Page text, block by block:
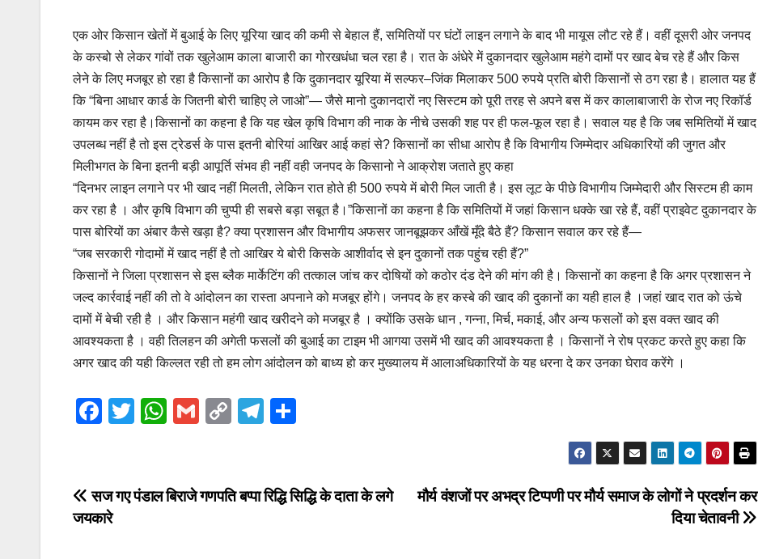
एक ओर किसान खेतों में बुआई के लिए यूरिया खाद की कमी से बेहाल हैं, समितियों पर घंटों लाइन लगाने के बाद भी मायूस लौट रहे हैं। वहीं दूसरी ओर जनपद
के कस्बो से लेकर गांवों तक खुलेआम काला बाजारी का गोरखधंधा चल रहा है। रात के अंधेरे में दुकानदार खुलेआम महंगे दामों पर खाद बेच रहे हैं और किस
लेने के लिए मजबूर हो रहा है किसानों का आरोप है कि दुकानदार यूरिया में सल्फर–जिंक मिलाकर 500 रुपये प्रति बोरी किसानों से ठग रहा है। हालात यह हैं
कि “बिना आधार कार्ड के जितनी बोरी चाहिए ले जाओ”— जैसे मानो दुकानदारों नए सिस्टम को पूरी तरह से अपने बस में कर कालाबाजारी के रोज नए रिकॉर्ड
कायम कर रहा है।किसानों का कहना है कि यह खेल कृषि विभाग की नाक के नीचे उसकी शह पर ही फल-फूल रहा है। सवाल यह है कि जब समितियों में खाद
उपलब्ध नहीं है तो इस ट्रेडर्स के पास इतनी बोरियां आखिर आई कहां से? किसानों का सीधा आरोप है कि विभागीय जिम्मेदार अधिकारियों की जुगत और
मिलीभगत के बिना इतनी बड़ी आपूर्ति संभव ही नहीं वही जनपद के किसानो ने आक्रोश जताते हुए कहा
“दिनभर लाइन लगाने पर भी खाद नहीं मिलती, लेकिन रात होते ही 500 रुपये में बोरी मिल जाती है। इस लूट के पीछे विभागीय जिम्मेदारी और सिस्टम ही काम
कर रहा है । और कृषि विभाग की चुप्पी ही सबसे बड़ा सबूत है।”किसानों का कहना है कि समितियों में जहां किसान धक्के खा रहे हैं, वहीं प्राइवेट दुकानदार के
पास बोरियों का अंबार कैसे खड़ा है? क्या प्रशासन और विभागीय अफसर जानबूझकर आँखें मूँदे बैठे हैं? किसान सवाल कर रहे हैं—
“जब सरकारी गोदामों में खाद नहीं है तो आखिर ये बोरी किसके आशीर्वाद से इन दुकानों तक पहुंच रही हैं?”
किसानों ने जिला प्रशासन से इस ब्लैक मार्केटिंग की तत्काल जांच कर दोषियों को कठोर दंड देने की मांग की है। किसानों का कहना है कि अगर प्रशासन ने
जल्द कार्रवाई नहीं की तो वे आंदोलन का रास्ता अपनाने को मजबूर होंगे। जनपद के हर कस्बे की खाद की दुकानों का यही हाल है ।जहां खाद रात को ऊंचे
दामों में बेची रही है । और किसान महंगी खाद खरीदने को मजबूर है । क्योंकि उसके धान , गन्ना, मिर्च, मकाई, और अन्य फसलों को इस वक्त खाद की
आवश्यकता है । वही तिलहन की अगेती फसलों की बुआई का टाइम भी आगया उसमें भी खाद की आवश्यकता है । किसानों ने रोष प्रकट करते हुए कहा कि
अगर खाद की यही किल्लत रही तो हम लोग आंदोलन को बाध्य हो कर मुख्यालय में आलाअधिकारियों के यह धरना दे कर उनका घेराव करेंगे ।
F
e
b
T
er
W
s
G
C
y
T
gr e
Post
navigation
मौर्य वंशजों पर अभद्र टिप्पणी पर मौर्य समाज के लोगों ने प्रदर्शन कर
दिया चेतावनी
सज गए पंडाल बिराजे गणपति बप्पा रिद्धि सिद्धि के दाता के लगे
जयकारे